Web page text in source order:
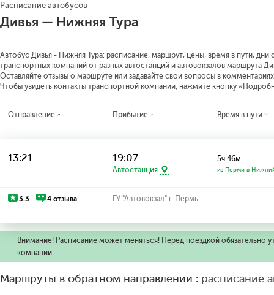
Расписание автобусов
Дивья — Нижняя Тура
Автобус Дивья - Нижняя Тура: расписание, маршрут, цены, время в пути, дни
транспортных компаний от разных автостанций и автовокзалов маршрута
Оставляйте отзывы о маршруте или задавайте свои вопросы в
Чтобы увидеть контакты транспортной компании, нажмите кнопку
Отправление Прибытие Время в пути
13:21 19:07
Автостанция
5ч 46м
из Перми в
3.3 4 отзыва ГУ "Автовокзал" г. Пермь
Внимание! Расписание может меняться! Перед поездкой обязательно
компании.
Маршруты в обратном направлении : расписание